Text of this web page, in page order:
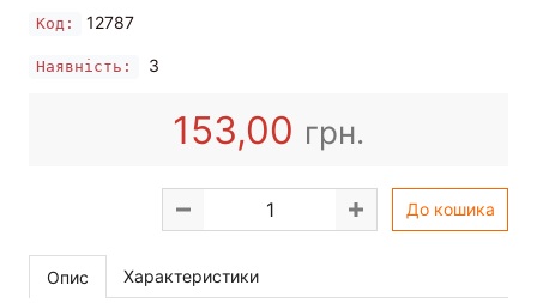
Код: 12787
Наявність: 3
153,00 грн.
До кошика
Опис Характеристики